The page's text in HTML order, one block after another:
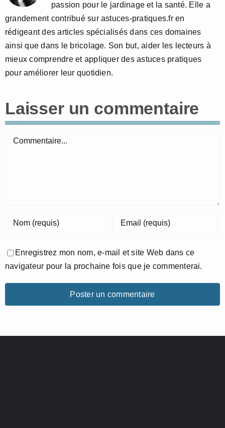
passion pour le jardinage et la santé. Elle a
grandement contribué sur astuces-pratiques.fr en
rédigeant des articles spécialisés dans ces domaines
ainsi que dans le bricolage. Son but, aider les lecteurs à
mieux comprendre et appliquer des astuces pratiques
pour améliorer leur quotidien.
Laisser un commentaire
Commentaire
Enregistrez mon nom, e-mail et site Web dans ce
navigateur pour la prochaine fois que je commenterai.